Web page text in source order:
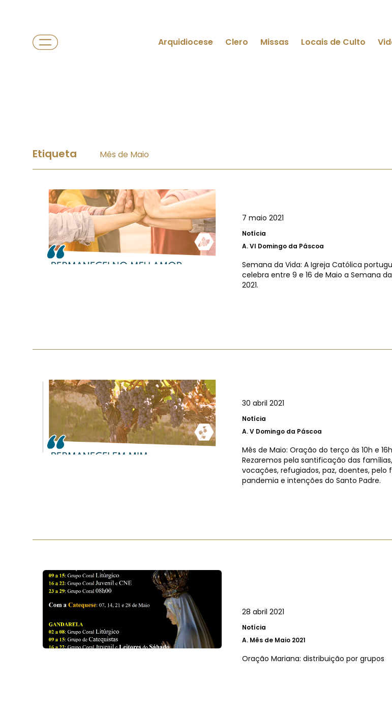
Arquidiocese Clero Missas Locais de Culto
Etiqueta Mês de Maio
7 maio 2021
Notícia
A.VI Domingo da Páscoa
Semana da Vida: A Igreja Católica
celebra entre 9 e 16 de Maio a Semana
2021.
30 abril 2021
Notícia
A.V Domingo da Páscoa
Mês de Maio: Oração do terço às 10h e
Rezaremos pela santificação das famílias,
vocações, refugiados, paz, doentes, pelo
pandemia e intenções do Santo Padre.
28 abril 2021
Notícia
A. Mês de Maio 2021
Oração Mariana: distribuição por grupos